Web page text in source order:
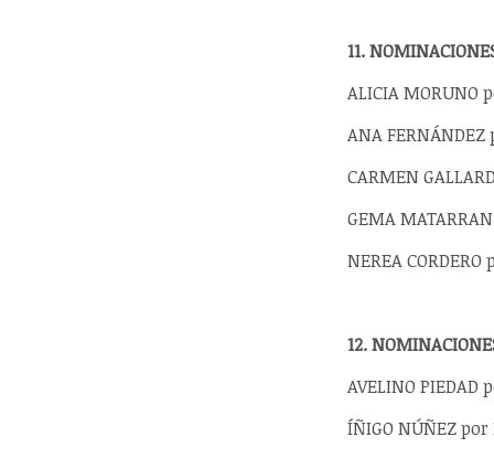
11.
ALICIA MORUNO
ANA
CARMEN
GEMA
NEREA
12.
AVELINO
ÍÑIGO NÚÑEZ